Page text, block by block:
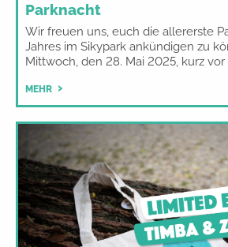
Parknacht
Wir freuen uns, euch die allererste
Jahres im Sikypark ankündigen zu
Mittwoch, den 28. Mai 2025, kurz
MEHR